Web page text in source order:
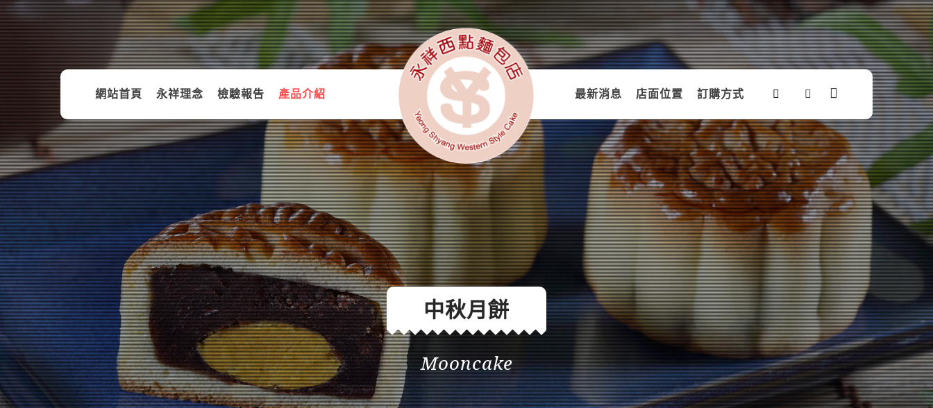
中秋月餅
Mooncake
網站首頁 永祥理念 檢驗報告 產品介紹 最新消息 店面位置 訂購方式